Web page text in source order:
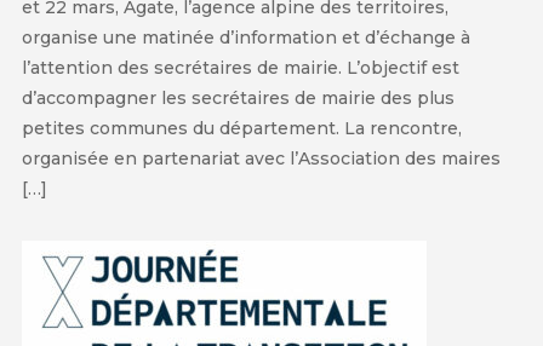
et 22 mars, Agate, l’agence alpine des territoires,
organise une matinée d’information et d’échange à
l’attention des secrétaires de mairie. L’objectif est
d’accompagner les secrétaires de mairie des plus
petites communes du département. La rencontre,
organisée en partenariat avec l’Association des maires
[…]